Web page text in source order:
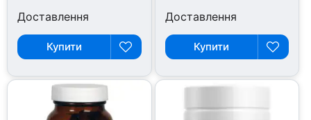
Доставлення
Купити
Доставлення
Купити